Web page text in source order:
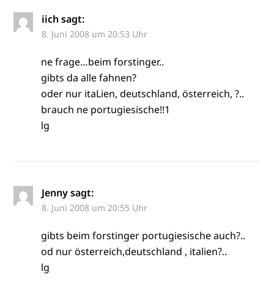
iich sagt:
8. Juni 2008 um 20:53 Uhr
ne frage…beim forstinger..
gibts da alle fahnen?
oder nur itaLien, deutschland, österreich, ?..
brauch ne portugiesische!!1
lg
Jenny sagt:
8. Juni 2008 um 20:55 Uhr
gibts beim forstinger portugiesische auch?..
od nur österreich,deutschland , italien?..
lg